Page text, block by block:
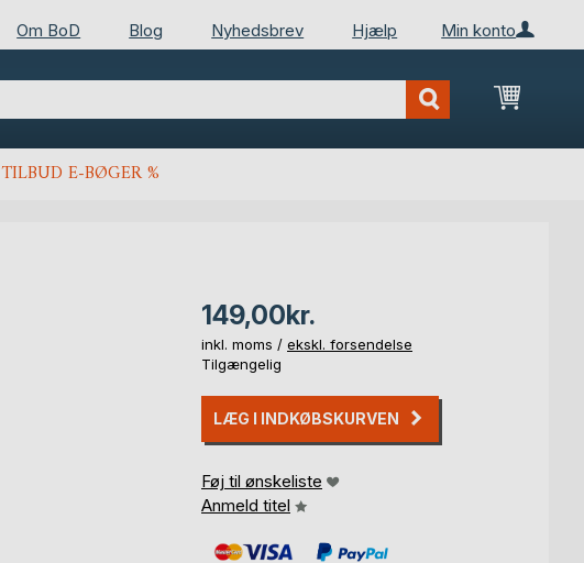
Min konto
Om BoD Blog Nyhedsbrev Hjælp
Min
TILBUD E-BØGER %
149,00kr.
inkl. moms / ekskl. forsendelse
Tilgængelig
LÆG I INDKØBSKURVEN
Føj til ønskeliste
Anmeld titel